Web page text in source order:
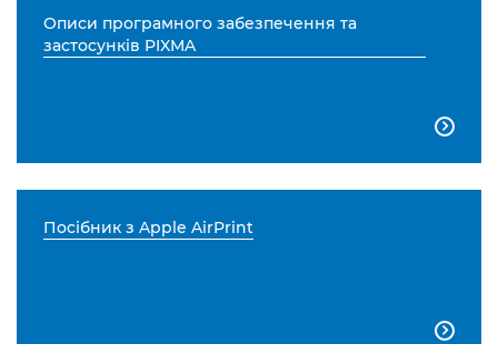
Описи програмного забезпечення та
застосунків PIXMA

Посібник з Apple AirPrint
